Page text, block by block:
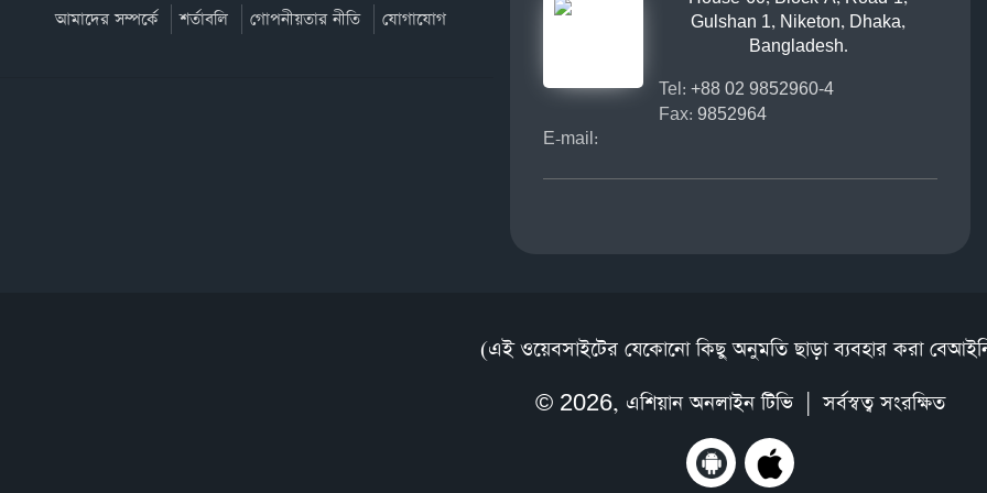
আমাদের সম্পর্কে শর্তাবলি গোপনীয়তার নীতি যোগাযোগ
Gulshan 1, Niketon, Dhaka,
Bangladesh.
Tel: +88 02 9852960-4
Fax: 9852964
E-mail:
(এই ওয়েবসাইটের যেকোনো কিছু অনুমতি ছাড়া ব্যবহার করা
© 2026, এশিয়ান অনলাইন টিভি| সর্বস্বত্ব সংরক্ষিত